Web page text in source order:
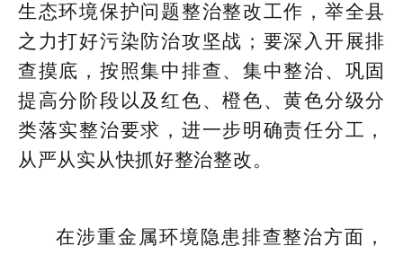
生态环境保护问题整治整改工作，举全县
之力打好污染防治攻坚战；要深入开展排
查摸底，按照集中排查、集中整治、巩固
提高分阶段以及红色、橙色、黄色分级分
类落实整治要求，进一步明确责任分工，
从严从实从快抓好整治整改。
在涉重金属环境隐患排查整治方面，